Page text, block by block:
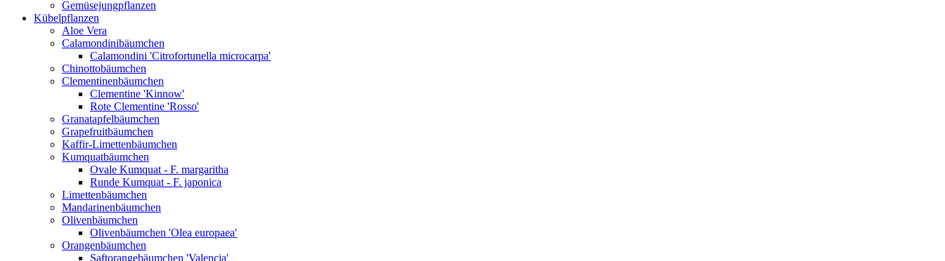
Gemüsejungpflanzen
Kübelpflanzen
Aloe Vera
Calamondinibäumchen
Calamondini 'Citrofortunella microcarpa'
Chinottobäumchen
Clementinenbäumchen
Clementine 'Kinnow'
Rote Clementine 'Rosso'
Granatapfelbäumchen
Grapefruitbäumchen
Kaffir-Limettenbäumchen
Kumquatbäumchen
Ovale Kumquat - F. margaritha
Runde Kumquat - F. japonica
Limettenbäumchen
Mandarinenbäumchen
Olivenbäumchen
Olivenbäumchen 'Olea europaea'
Orangenbäumchen
Saftorangebäumchen 'Valencia'